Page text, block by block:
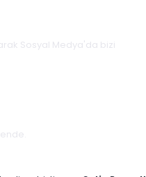
Sosyal Medya'da bizi